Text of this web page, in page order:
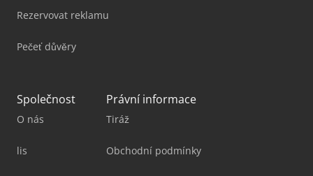
Rezervovat reklamu
Pečeť důvěry
Společnost
O nás
lis
Právní informace
Tiráž
Obchodní podmínky